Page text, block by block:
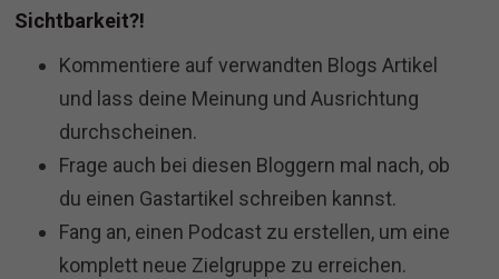
Sichtbarkeit?!
Kommentiere auf verwandten Blogs Artikel
und lass deine Meinung und Ausrichtung
durchscheinen.
Frage auch bei diesen Bloggern mal nach, ob
du einen Gastartikel schreiben kannst.
Fang an, einen Podcast zu erstellen, um eine
komplett neue Zielgruppe zu erreichen.